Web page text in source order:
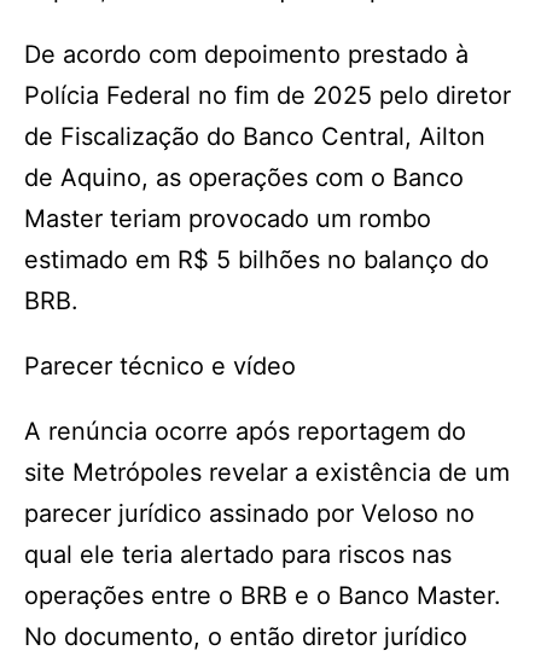
De acordo com depoimento prestado à
Polícia Federal no fim de 2025 pelo diretor
de Fiscalização do Banco Central, Ailton
de Aquino, as operações com o Banco
Master teriam provocado um rombo
estimado em R$ 5 bilhões no balanço do
BRB.
Parecer técnico e vídeo
A renúncia ocorre após reportagem do
site Metrópoles revelar a existência de um
parecer jurídico assinado por Veloso no
qual ele teria alertado para riscos nas
operações entre o BRB e o Banco Master.
No documento, o então diretor jurídico